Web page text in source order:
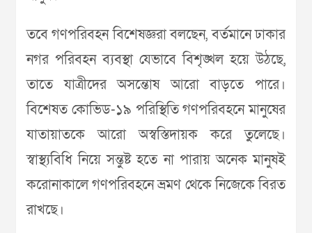
তবে গণপরিবহন বিশেষজ্ঞরা বলছেন, বর্তমানে ঢাকার
নগর পরিবহন ব্যবস্থা যেভাবে বিশৃঙ্খল হয়ে উঠছে,
তাতে যাত্রীদের অসন্তোষ আরো বাড়তে পারে।
বিশেষত কোভিড-১৯ পরিস্থিতি গণপরিবহনে মানুষের
যাতায়াতকে আরো অস্বস্তিদায়ক করে তুলেছে।
স্বাস্থ্যবিধি নিয়ে সন্তুষ্ট হতে না পারায় অনেক মানুষই
করোনাকালে গণপরিবহনে ভ্রমণ থেকে নিজেকে বিরত
রাখছে।